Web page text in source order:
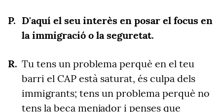
D'aquí el seu interès en posar el focus en
la immigració o la seguretat.
Tu tens un problema perquè en el teu
barri el CAP està saturat, és culpa dels
immigrants; tens un problema perquè no
tens la beca menjador i penses que